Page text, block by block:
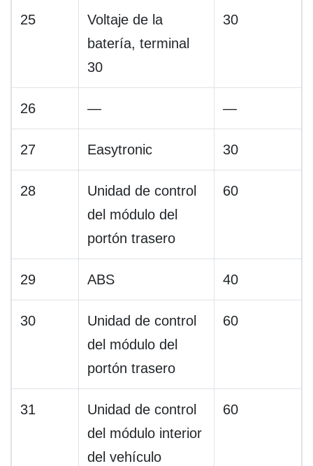
25
Voltaje de la
batería, terminal
30
30
26 — —
27 Easytronic 30
28
Unidad de control
del módulo del
portón trasero
60
29 ABS 40
30
Unidad de control
del módulo del
portón trasero
60
31
Unidad de control
del módulo interior
del vehículo
60